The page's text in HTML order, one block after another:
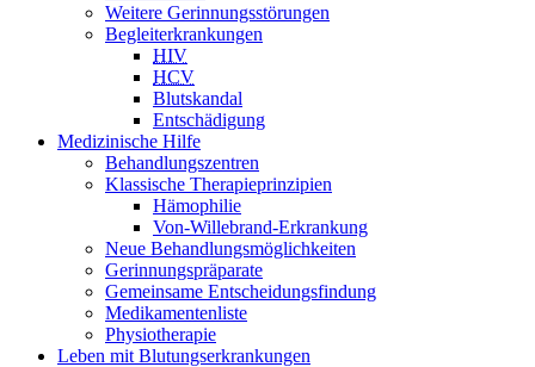
Weitere Gerinnungsstörungen
Begleiterkrankungen
HIV
HCV
Blutskandal
Entschädigung
Medizinische Hilfe
Behandlungszentren
Klassische Therapieprinzipien
Hämophilie
Von-Willebrand-Erkrankung
Neue Behandlungsmöglichkeiten
Gerinnungspräparate
Gemeinsame Entscheidungsfindung
Medikamentenliste
Physiotherapie
Leben mit Blutungserkrankungen